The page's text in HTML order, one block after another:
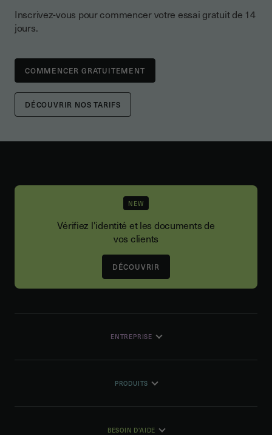
Inscrivez-vous pour commencer votre essai gratuit de 14
jours.
DÉCOUVRIR NOS TARIFS
NEW
Vérifiez l'identité et les documents de
vos clients
DÉCOUVRIR
ENTREPRISE
PRODUITS
BESOIN D'AIDE